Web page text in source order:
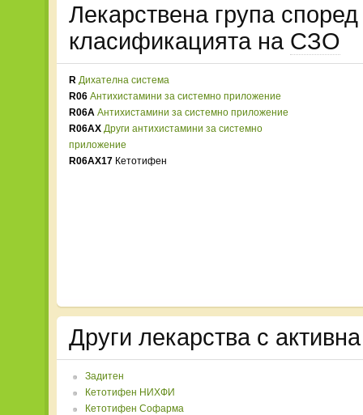
Лекарствена група
класификацията на СЗО
R Дихателна система
R06 Антихистамини за системно приложение
R06A Антихистамини за системно приложение
R06AX Други антихистамини за системно
приложение
R06AX17 Кетотифен
Други лекарства с
Задитен
Кетотифен НИХФИ
Кетотифен Софарма